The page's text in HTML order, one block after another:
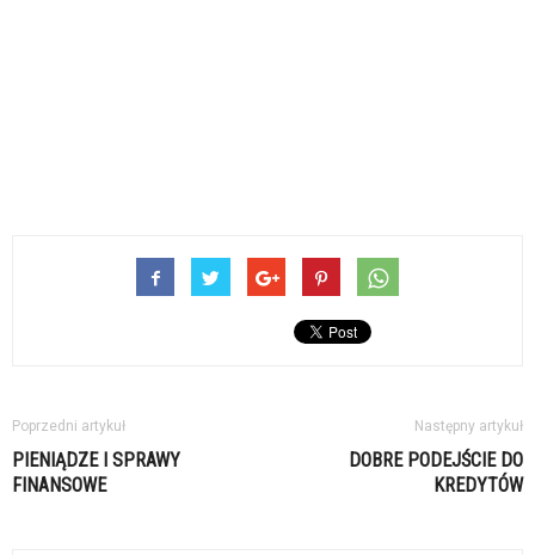
Poprzedni artykuł
PIENIĄDZE I SPRAWY
FINANSOWE
Następny artykuł
DOBRE PODEJŚCIE DO
KREDYTÓW